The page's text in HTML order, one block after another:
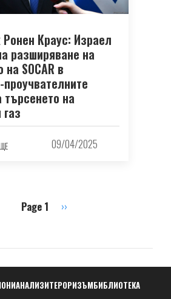
Краус: Израел
разширяване на
на SOCAR в
търсенето на
09/04/2025
Page 1
Next
››
АНАЛИЗИТЕРОРИЗЪМБИБЛИОТЕКА